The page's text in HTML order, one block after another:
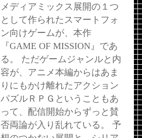
メディアミックス展開の１つ
として作られたスマートフォ
ン向けゲームが、本作
『GAME OF MISSION』であ
る。 ただゲームジャンルと内
容が、アニメ本編からはあま
りにもかけ離れたアクション
パズルＲＰＧということもあ
って、配信開始からずっと賛
否両論が入り乱れている。 予